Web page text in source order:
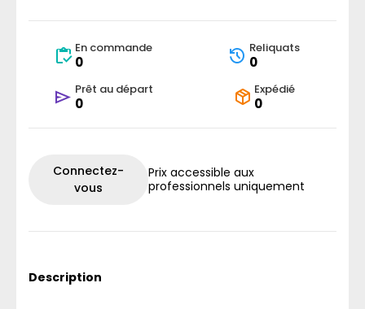
En commande
0
Reliquats
0
Prêt au départ
0
Expédié
0
Connectez-
vous
Prix accessible aux
professionnels uniquement
Description